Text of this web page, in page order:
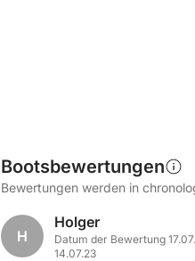
Bootsbewertungen
Bewertungen werden in
H
Holger
Datum der Bewertung
14.07.23